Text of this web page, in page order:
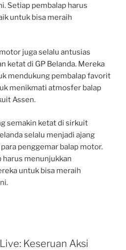
Setiap pembalap harus
untuk bisa meraih
juga selalu antusias
ketat di GP Belanda. Mereka
mendukung pembalap favorit
menikmati atmosfer balap
Assen.
semakin ketat di sirkuit
selalu menjadi ajang
penggemar balap motor.
harus menunjukkan
untuk bisa meraih
Keseruan Aksi